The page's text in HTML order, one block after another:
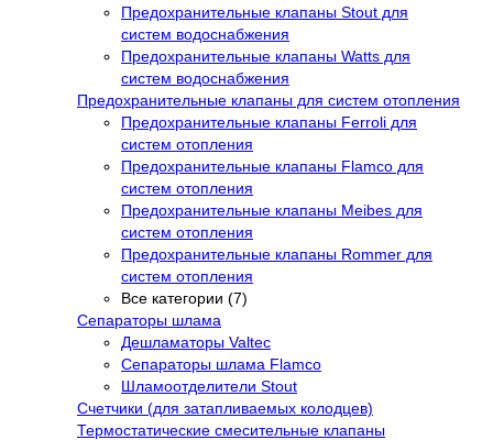
Предохранительные клапаны Stout для
систем водоснабжения
Предохранительные клапаны Watts для
систем водоснабжения
Предохранительные клапаны для систем отопления
Предохранительные клапаны Ferroli для
систем отопления
Предохранительные клапаны Flamco для
систем отопления
Предохранительные клапаны Meibes для
систем отопления
Предохранительные клапаны Rommer для
систем отопления
Все категории (7)
Сепараторы шлама
Дешламаторы Valtec
Сепараторы шлама Flamco
Шламоотделители Stout
Счетчики (для затапливаемых колодцев)
Термостатические смесительные клапаны